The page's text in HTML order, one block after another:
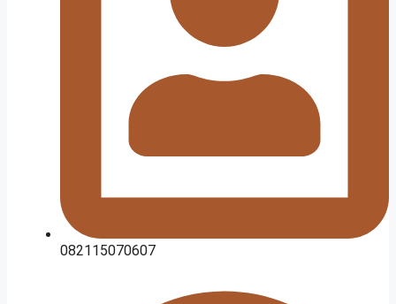
082115070607